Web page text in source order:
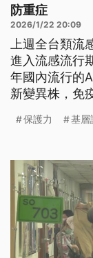
防重症
2026/1/22 20:09
上週全台類流
進入流感流行
年國內流行的
新變異株，免
管署強調，疫
在春節前後，
保護力 基層